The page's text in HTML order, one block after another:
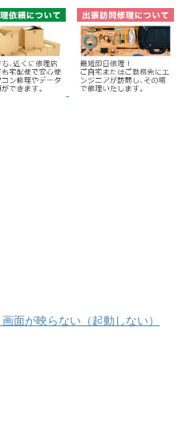
面が映らない（起動しない）